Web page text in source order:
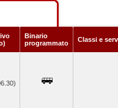
Binario
programmato
Classi e